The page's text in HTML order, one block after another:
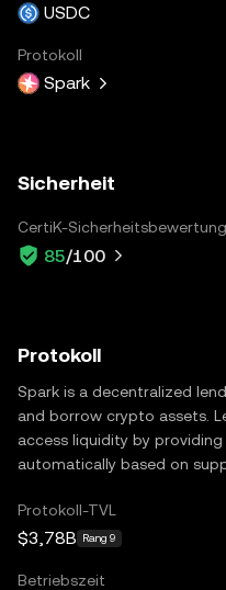
USDC
Protokoll
Spark
Sicherheit
CertiK-Sicherheitsbewertung
85/100
Protokoll
Spark is a decentralized
and borrow crypto assets.
access liquidity by
automatically based on
Protokoll-TVL
$3,78B Rang 9
Betriebszeit